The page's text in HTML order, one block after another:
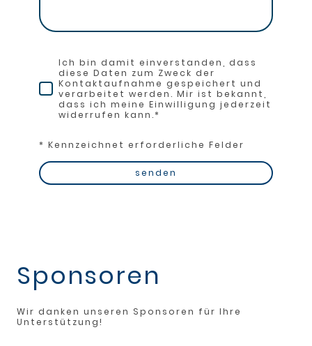
Ich bin damit einverstanden, dass
diese Daten zum Zweck der
Kontaktaufnahme gespeichert und
verarbeitet werden. Mir ist bekannt,
dass ich meine Einwilligung jederzeit
widerrufen kann.*
* Kennzeichnet erforderliche Felder
senden
Sponsoren
Wir danken unseren Sponsoren für Ihre
Unterstützung!